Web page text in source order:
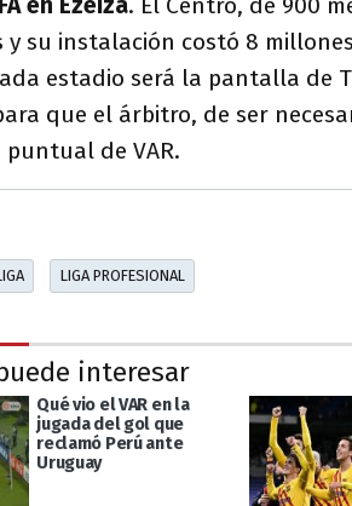
y su instalación costó 8
estadio será la pantalla de
que el árbitro, de ser
de VAR.
LIGA PROFESIONAL
interesar
Qué vio el VAR en la
jugada del gol que
reclamó Perú ante
Uruguay